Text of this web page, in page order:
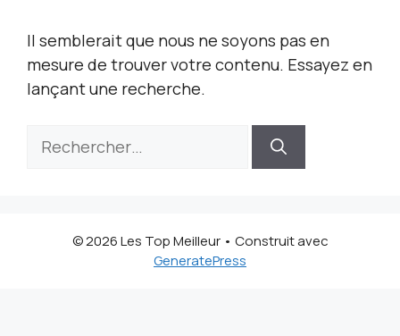
Il semblerait que nous ne soyons pas en
mesure de trouver votre contenu. Essayez en
lançant une recherche.
Rechercher :
© 2026 Les Top Meilleur• Construit avec
GeneratePress